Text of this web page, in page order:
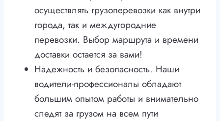
осуществлять грузоперевозки как внутри
города, так и междугородние
перевозки. Выбор маршрута и времени
доставки остается за вами!
Надежность и безопасность. Наши
водители-профессионалы обладают
большим опытом работы и внимательно
следят за грузом на всем пути